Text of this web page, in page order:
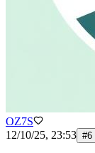
OZ7S
12/10/25, 23:53 #6